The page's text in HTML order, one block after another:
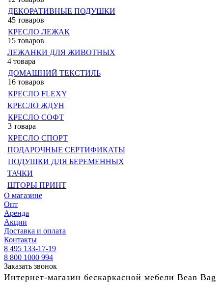
ДЕКОРАТИВНЫЕ ПОДУШКИ
45 товаров
КРЕСЛО ЛЕЖАК
15 товаров
ЛЕЖАНКИ ДЛЯ ЖИВОТНЫХ
4 товара
ДОМАШНИЙ ТЕКСТИЛЬ
16 товаров
КРЕСЛО FLEXY
КРЕСЛО ЖДУН
КРЕСЛО СОФТ
3 товара
КРЕСЛО СПОРТ
ПОДАРОЧНЫЕ СЕРТИФИКАТЫ
ПОДУШКИ ДЛЯ БЕРЕМЕННЫХ
ТАЧКИ
ШТОРЫ ПРИНТ
О магазине
Опт
Аренда
Акции
Доставка и оплата
Контакты
8 495 133-17-19
8 800 1000 994
Заказать звонок
Интернет-магазин бескаркасной мебели Bean Bag